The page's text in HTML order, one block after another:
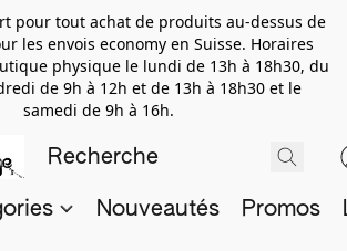
pour tout achat de produits au-dessus de
les envois economy en Suisse. Horaires
physique le lundi de 13h à 18h30, du
de 9h à 12h et de 13h à 18h30 et le
samedi de 9h à 16h.
Nouveautés Promos